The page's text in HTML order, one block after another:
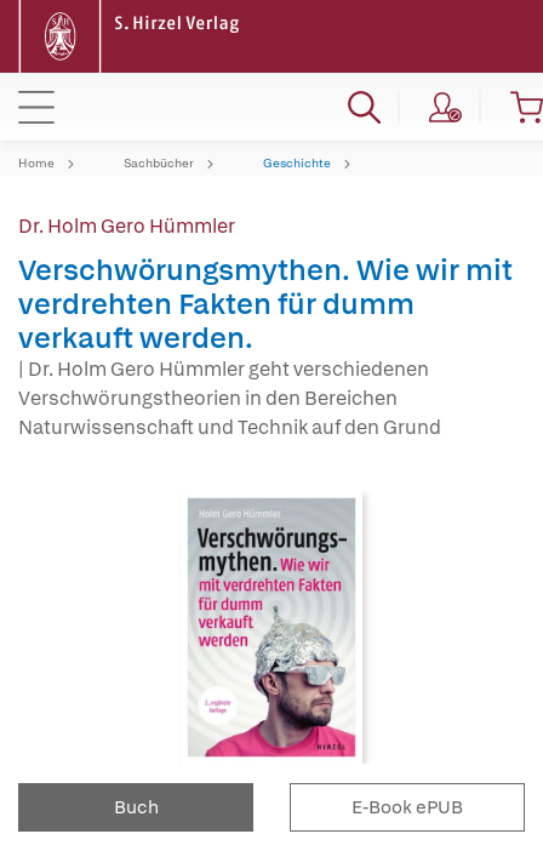
Home Sachbücher Geschichte
Dr. Holm Gero Hümmler
Verschwörungsmythen. Wie wir mit
verdrehten Fakten für dumm
verkauft werden.
| Dr. Holm Gero Hümmler geht verschiedenen
Verschwörungstheorien in den Bereichen
Naturwissenschaft und Technik auf den Grund
Buch E-Book ePUB